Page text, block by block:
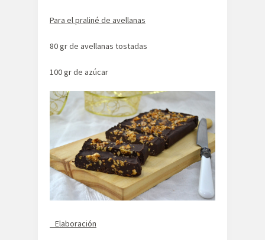
Para el praliné de avellanas
80 gr de avellanas tostadas
100 gr de azúcar
Elaboración